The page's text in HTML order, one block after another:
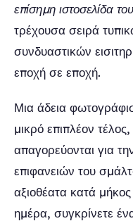
επίσημη ιστοσελίδα
τρέχουσα σειρά
συνδυαστικών
εποχή σε εποχή.
Μια άδεια
μικρό επιπλέον
απαγορεύονται για
επιφανειών του
αξιοθέατα κατά
ημέρα, συγκρίνετε